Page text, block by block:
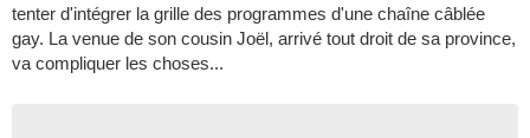
tenter d'intégrer la grille des programmes d'une chaîne câblée
gay. La venue de son cousin Joël, arrivé tout droit de sa province,
va compliquer les choses...